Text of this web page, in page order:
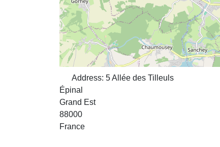
Address:5 Allée des Tilleuls
Épinal
Grand Est
88000
France